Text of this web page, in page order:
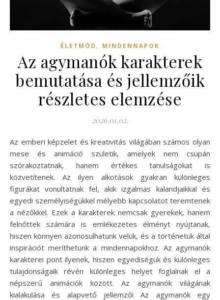
ÉLETMÓD , MINDENNAPOK
Az agymanók karakterek
bemutatása és jellemzőik
részletes elemzése
2026.01.02.
Az emberi képzelet és kreativitás világában számos olyan
mese és animáció születik, amelyek nem csupán
szórakoztatnak, hanem értékes tanulságokat is
közvetítenek. Az ilyen alkotások gyakran különleges
figurákat vonultatnak fel, akik izgalmas kalandjaikkal és
egyedi személyiségükkel mélyebb kapcsolatot teremtenek
a nézőkkel. Ezek a karakterek nemcsak gyerekek, hanem
felnőttek számára is emlékezetes élményt nyújtanak,
hiszen könnyen azonosulhatunk velük, és a történetük által
inspirációt meríthetünk a mindennapokhoz. Az agymanók
karakterei pont ilyenek, hiszen egyediségük és különleges
tulajdonságaik révén különleges helyet foglalnak el a
népszerű animációk között. Az agymanók világának
kialakulása és alapvető jellemzői Az agymanók egy